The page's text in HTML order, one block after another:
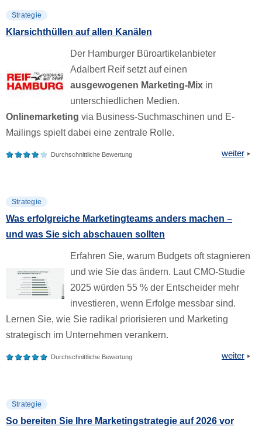
Strategie
Klarsichthüllen auf allen Kanälen
Der Hamburger Büroartikelanbieter
Adalbert Reif setzt auf einen
ausgewogenen Marketing-Mix in
unterschiedlichen Medien.
Onlinemarketing via Business-Suchmaschinen und E-
Mailings spielt dabei eine zentrale Rolle.
Durchschnittliche Bewertung weiter
Strategie
Was erfolgreiche Marketingteams anders machen –
und was Sie sich abschauen sollten
Erfahren Sie, warum Budgets oft stagnieren
und wie Sie das ändern. Laut CMO-Studie
2025 würden 55 % der Entscheider mehr
investieren, wenn Erfolge messbar sind.
Lernen Sie, wie Sie radikal priorisieren und Marketing
strategisch im Unternehmen verankern.
Durchschnittliche Bewertung weiter
Strategie
So bereiten Sie Ihre Marketingstrategie auf 2026 vor